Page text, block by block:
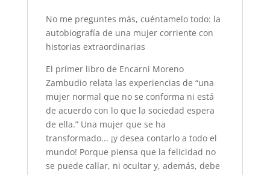
No me preguntes más, cuéntamelo todo: la
autobiografía de una mujer corriente con
historias extraordinarias
El primer libro de Encarni Moreno
Zambudio relata las experiencias de “una
mujer normal que no se conforma ni está
de acuerdo con lo que la sociedad espera
de ella.” Una mujer que se ha
transformado... ¡y desea contarlo a todo el
mundo! Porque piensa que la felicidad no
se puede callar, ni ocultar y, además, debe